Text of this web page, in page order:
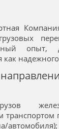
автомобиля);